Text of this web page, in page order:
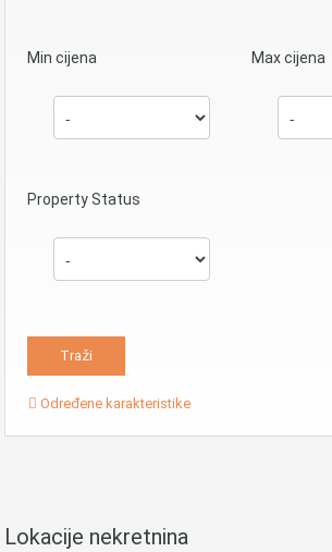
Min cijena Max cijena
Property Status
Određene karakteristike
Lokacije nekretnina